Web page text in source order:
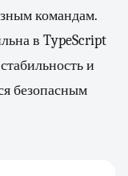
командам.
в TypeScript
и
безопасным